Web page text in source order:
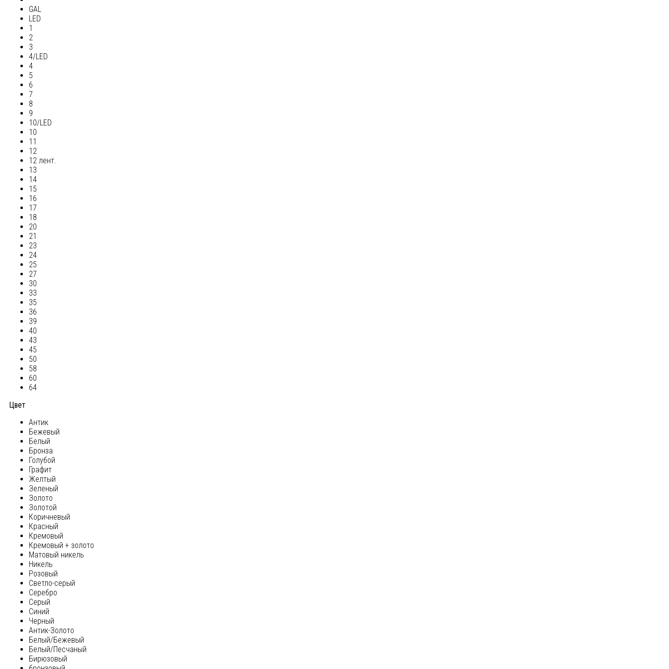
GAL
LED
1
2
3
4/LED
4
5
6
7
8
9
10/LED
10
11
12
12 лент.
13
14
15
16
17
18
20
21
23
24
25
27
30
33
35
36
39
40
43
45
50
58
60
64
Цвет
Антик
Бежевый
Белый
Бронза
Голубой
Графит
Желтый
Зеленый
Золото
Золотой
Коричневый
Красный
Кремовый
Кремовый + золото
Матовый никель
Никель
Розовый
Светло-серый
Серебро
Серый
Синий
Черный
Антик-Золото
Белый/Бежевый
Белый/Песчаный
Бирюзовый